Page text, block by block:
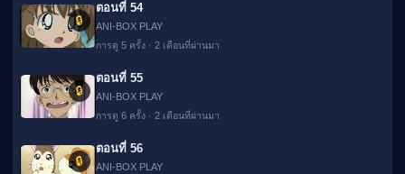
🔒
ตอนที่ 54
ANI-BOX PLAY
การดู 5 ครั้ง · 2 เดือนที่ผ่านมา
🔒
ตอนที่ 55
ANI-BOX PLAY
การดู 6 ครั้ง · 2 เดือนที่ผ่านมา
🔒
ตอนที่ 56
ANI-BOX PLAY